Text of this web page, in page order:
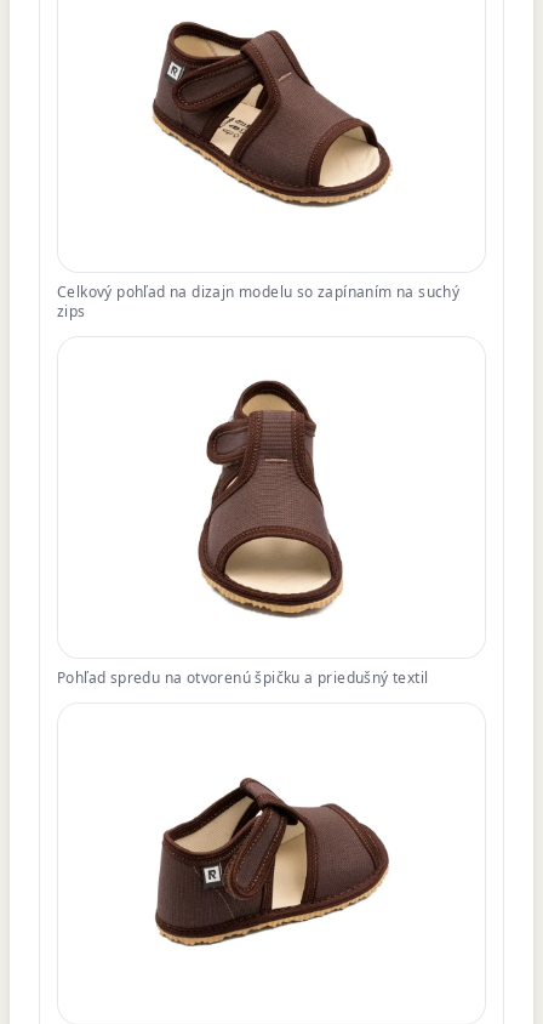
Celkový pohľad na dizajn modelu so zapínaním na suchý
zips
Pohľad spredu na otvorenú špičku a priedušný textil